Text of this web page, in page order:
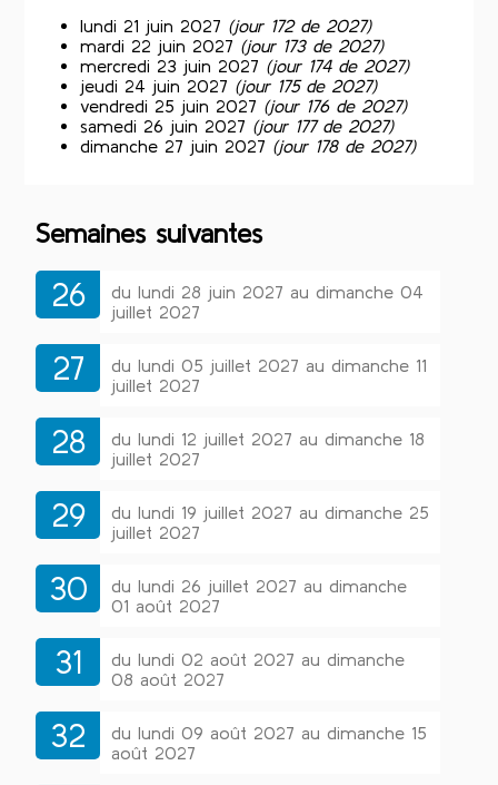
lundi 21 juin 2027 (jour 172 de 2027)
mardi 22 juin 2027 (jour 173 de 2027)
mercredi 23 juin 2027 (jour 174 de 2027)
jeudi 24 juin 2027 (jour 175 de 2027)
vendredi 25 juin 2027 (jour 176 de 2027)
samedi 26 juin 2027 (jour 177 de 2027)
dimanche 27 juin 2027 (jour 178 de 2027)
Semaines suivantes
26
du lundi 28 juin 2027 au dimanche 04
juillet 2027
27
du lundi 05 juillet 2027 au dimanche 11
juillet 2027
28
du lundi 12 juillet 2027 au dimanche 18
juillet 2027
29
du lundi 19 juillet 2027 au dimanche 25
juillet 2027
30
du lundi 26 juillet 2027 au dimanche
01 août 2027
31
du lundi 02 août 2027 au dimanche
08 août 2027
32
du lundi 09 août 2027 au dimanche 15
août 2027